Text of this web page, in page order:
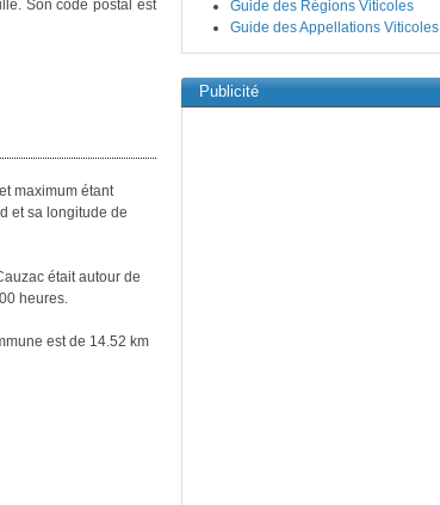
Son code postal est
maximum étant
et sa longitude de
était autour de
heures.
est de 14.52 km
Guide des Régions Viticoles
Guide des Appellations Viticoles
Publicité